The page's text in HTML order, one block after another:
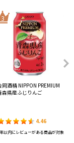
3
同酒精 NIPPON PREMIUM
森県産ふじりんご
4.46
以内にレビューがある商品が対象